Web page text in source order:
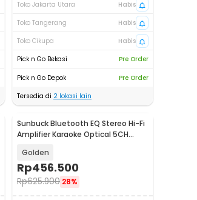
Toko Jakarta Utara
Habis
Toko Tangerang
Habis
Toko Cikupa
Habis
Pick n Go Bekasi
Pre Order
Pick n Go Depok
Pre Order
Tersedia di 2 lokasi lain
Sunbuck Bluetooth EQ Stereo Hi-Fi
Amplifier Karaoke Optical 5CH
Golden
Rp456.500
Rp625.900 28%